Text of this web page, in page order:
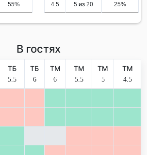
55% 4.5 5 из 20 25%
В гостях
ТБ
5.5
ТБ
6
ТМ
6
ТМ
5.5
ТМ
5
ТМ
4.5